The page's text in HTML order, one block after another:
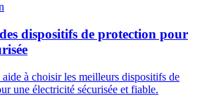
dispositifs de protection pour
à choisir les meilleurs dispositifs de
une électricité sécurisée et fiable.